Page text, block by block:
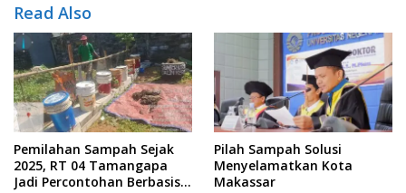
Read Also
Pemilahan Sampah Sejak
2025, RT 04 Tamangapa
Jadi Percontohan Berbasis
Pilah Sampah Solusi
Menyelamatkan Kota
Makassar